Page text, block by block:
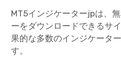
MT5インジケーターjpは、
ーをダウンロードできるサ
果的な多数のインジケータ
す。